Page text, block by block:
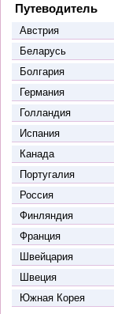
Путеводитель
Австрия
Беларусь
Болгария
Германия
Голландия
Испания
Канада
Португалия
Россия
Финляндия
Франция
Швейцария
Швеция
Южная Корея